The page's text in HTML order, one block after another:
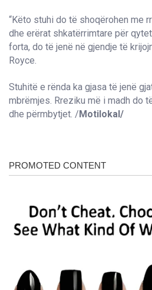
“Këto stuhi do të shoqërohen me
dhe erërat shkatërrimtare për
forta, do të jenë në gjendje të
Royce.
Stuhitë e rënda ka gjasa të jenë
mbrëmjes. Rreziku më i madh do
dhe përmbytjet. /Motilokal/